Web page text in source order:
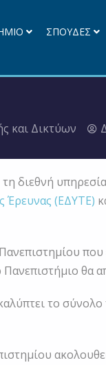
ΣΠΟΥΔΕΣ
και Δικτύων
τη διεθνή
Έρευνας (ΕΔΥΤΕ)
Πανεπιστήμιο
το